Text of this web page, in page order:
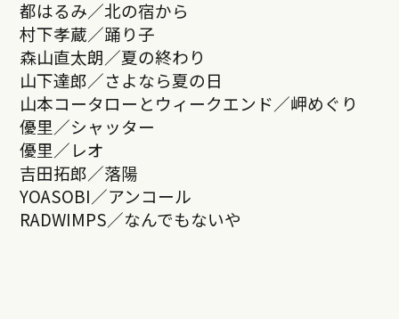
都はるみ／北の宿から
村下孝蔵／踊り子
森山直太朗／夏の終わり
山下達郎／さよなら夏の日
山本コータローとウィークエンド／岬めぐり
優里／シャッター
優里／レオ
吉田拓郎／落陽
YOASOBI／アンコール
RADWIMPS／なんでもないや